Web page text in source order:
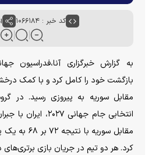
کد خبر : ۱۰۶۶۱۸۴
به گزارش خبرگزاری آنا،فدراسیون
بازگشت خود را کامل کرد و با کمک
مقابل سوریه
کرد. هر دو تیم در جریان بازی برتری‌های